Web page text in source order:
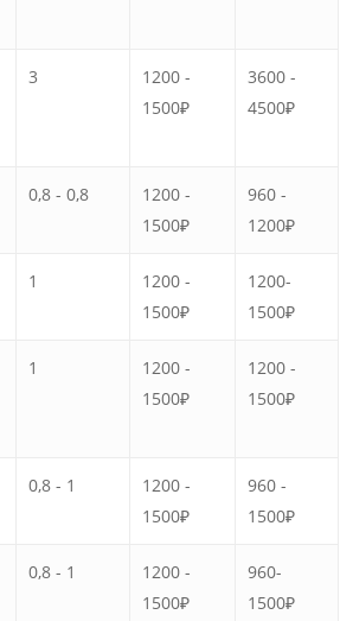
3
1200 -
1500₽
3600 -
4500₽
0,8 - 0,8
1200 -
1500₽
960 -
1200₽
1
1200 -
1500₽
1200-
1500₽
1
1200 -
1500₽
1200 -
1500₽
0,8 - 1
1200 -
1500₽
960 -
1500₽
0,8 - 1
1200 -
1500₽
960-
1500₽